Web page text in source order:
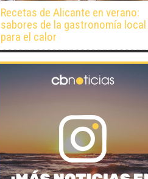
Recetas de Alicante en verano:
sabores de la gastronomía local
para el calor